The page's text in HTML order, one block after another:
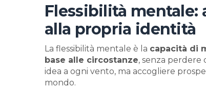
Flessibilità mentale:
alla propria identità
La flessibilità mentale è la capacità di
base alle circostanze, senza perdere
idea a ogni vento, ma accogliere
mondo.